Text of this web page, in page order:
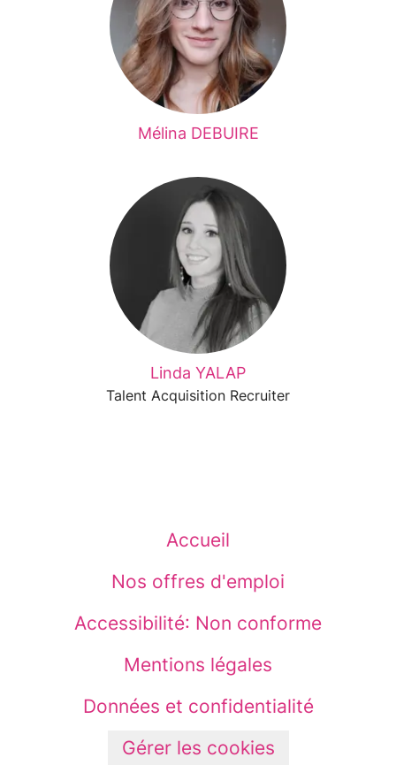
Mélina DEBUIRE
Linda YALAP
Talent Acquisition Recruiter
Accueil
Nos offres d'emploi
Accessibilité: Non conforme
Mentions légales
Données et confidentialité
Gérer les cookies